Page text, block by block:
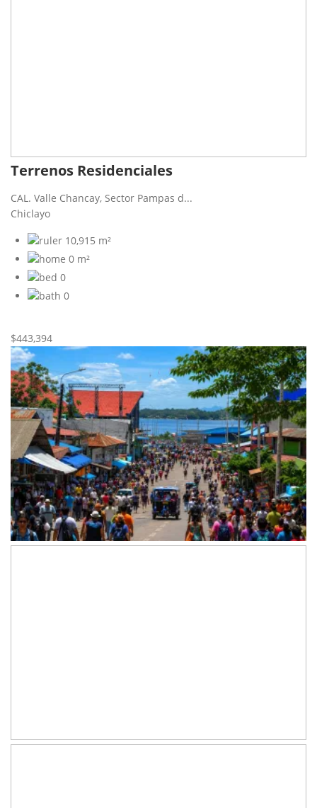
Terrenos Residenciales
CAL. Valle Chancay, Sector Pampas d...
Chiclayo
10,915 m²
0 m²
0
0
$443,394